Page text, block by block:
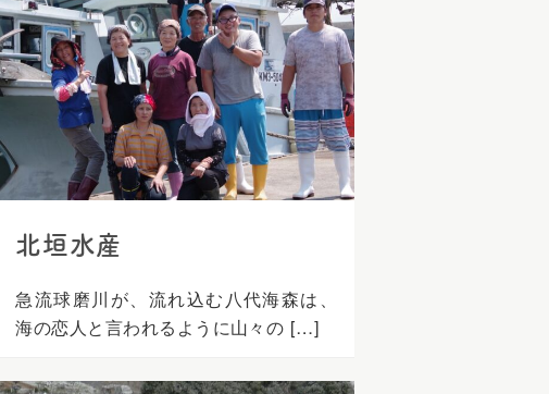
北垣水産
急流球磨川が、流れ込む八代海森は、
海の恋人と言われるように山々の […]